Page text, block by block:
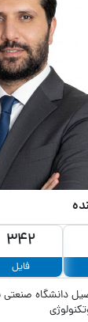
342
فایل
دانشگاه